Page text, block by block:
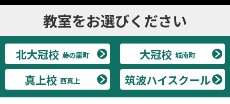
教室をお選びください
北大冠校 藤の里町 大冠校 城南町
真上校 西真上 筑波ハイスクール